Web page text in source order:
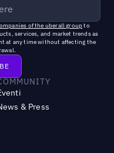
of the uberall groupto
services, and market trends as
at any time without affecting the
& Press